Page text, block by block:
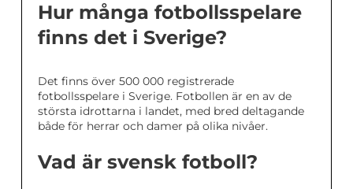
Hur många fotbollsspelare
finns det i Sverige?
Det finns över 500 000 registrerade
fotbollsspelare i Sverige. Fotbollen är en av de
största idrottarna i landet, med bred deltagande
både för herrar och damer på olika nivåer.
Vad är svensk fotboll?